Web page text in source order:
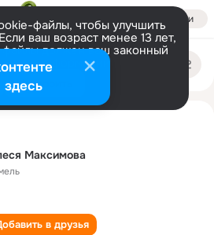
Войти
файлы, чтобы улучшить
ваш возраст менее 13 лет,
файлы должен ваш законный
информации
Настроить
Максимова
в друзья